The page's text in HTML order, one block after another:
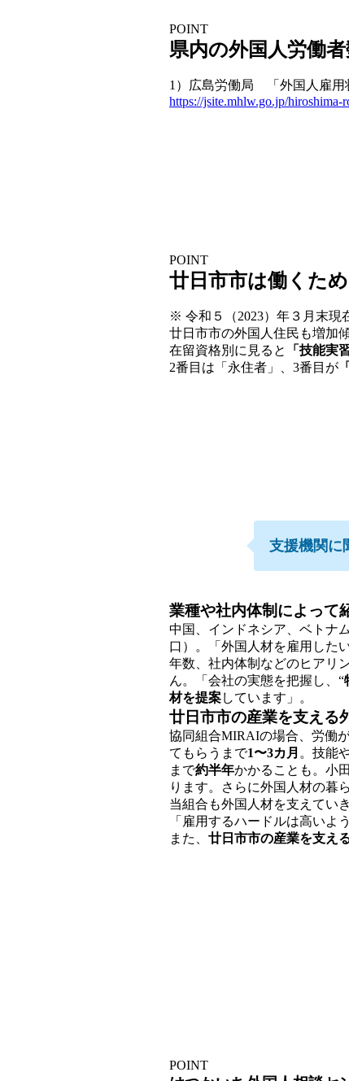
POINT
県内の外国人労働
1）広島労働局 「外国人雇用
https://jsite.mhlw.go.jp/hiroshima-
POINT
廿日市市は働くた
※ 令和５（2023）年３月末現
廿日市市の外国人住民も増加
在留資格別に見ると
「技能実
2番目は「永住者」、3番目が
支援機関に
業種や社内体制によって
中国、インドネシア、ベトナ
口）。「外国人材を雇用した
年数、社内体制などのヒアリ
ん。「会社の実態を把握し、“
材を提案しています」。
廿日市市の産業を支える
協同組合MIRAIの場合、労働
てもらうまで1〜3カ月 。技能
まで約半年かかることも。小
ります。さらに外国人材の暮
当組合も外国人材を支えてい
「雇用するハードルは高いよ
また、 廿日市市の産業を支え
POINT